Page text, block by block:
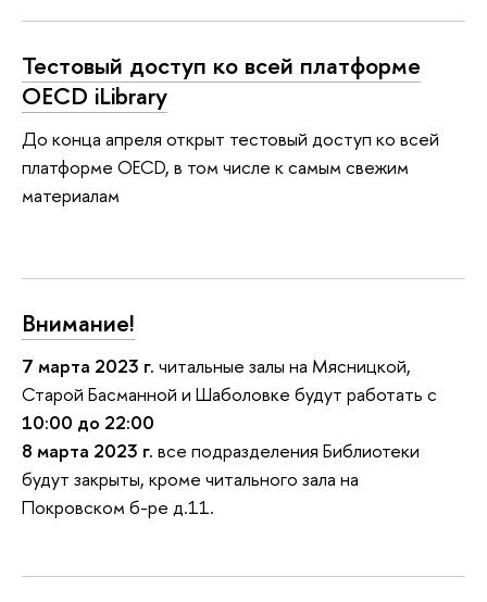
Тестовый доступ ко всей платформе
OECD iLibrary
До конца апреля открыт тестовый доступ ко всей
платформе OECD, в том числе к самым свежим
материалам
Внимание!
7 марта 2023 г. читальные залы на Мясницкой,
Старой Басманной и Шаболовке будут работать с
10:00 до 22:00
8 марта 2023 г. все подразделения Библиотеки
будут закрыты, кроме читального зала на
Покровском б-ре д.11.